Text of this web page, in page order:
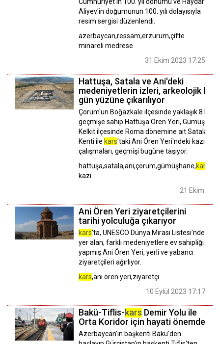
Aliyev'in doğumunun 100. yılı dolayısıyla
resim sergisi düzenlendi.
azerbaycan,ressam,erzurum,çifte
minareli medrese
31 Ekim 2023 17:25
Hattuşa, Satala ve Ani'deki
medeniyetlerin izleri, arkeolojik
gün yüzüne çıkarılıyor
Çorum'un Boğazkale ilçesinde yaklaşık 8 bin
geçmişe sahip Hattuşa Ören Yeri,
Kelkit ilçesinde Roma dönemine ait Satala
Kenti ile kars'taki Ani Ören Yeri'ndeki kazı
çalışmaları, geçmişi bugüne taşıyor.
hattuşa,satala,ani,çorum,gümüşhane,kars
kazı
21 Ekim
Ani Ören Yeri ziyaretçilerini
tarihi yolculuğa çıkarıyor
kars'ta, UNESCO Dünya Mirası Listesi'nde
yer alan, farklı medeniyetlere ev sahipliği
yapmış Ani Ören Yeri, yerli ve yabancı
ziyaretçileri ağırlıyor.
kars,ani ören yeri,ziyaretçi
10 Eylül 2023 17:17
Bakü-Tiflis-kars Demir Yolu ile
Orta Koridor için hayati önemde
Azerbaycan'ın başkenti Bakü'den